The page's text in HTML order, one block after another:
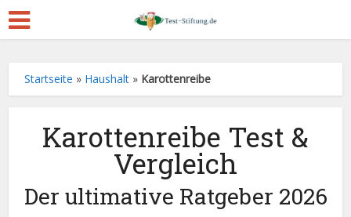
Startseite » Haushalt » Karottenreibe
Karottenreibe Test &
Vergleich
Der ultimative Ratgeber 2026